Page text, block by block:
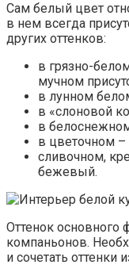
Сам белый цвет
в нем всегда
других оттенков:
в грязно-
мучном
в лунном
в «слоновой
в
в цветочном
сливочном,
бежевый.
Оттенок основного
компаньонов.
и сочетать оттенки